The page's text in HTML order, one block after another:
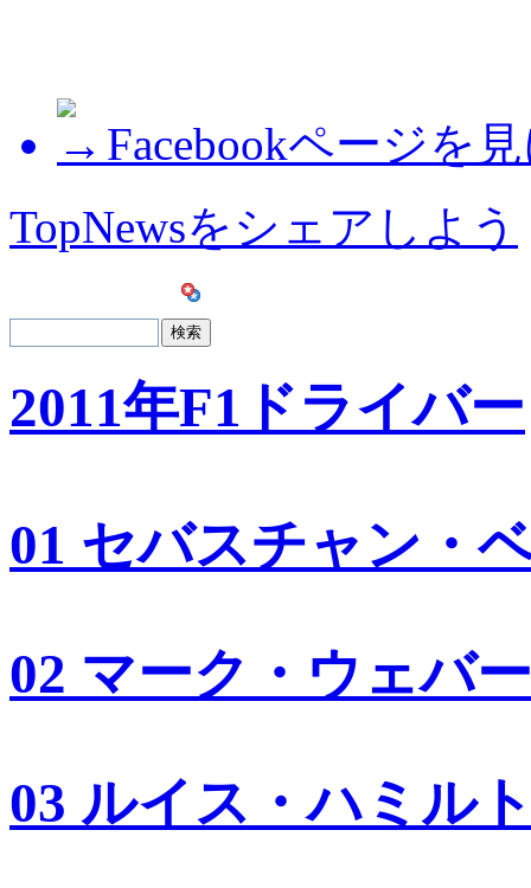
Facebookページを
TopNewsをシェアしよう
2011年F1ドライバー
01 セバスチャン・
02 マーク・ウェバー
03 ルイス・ハミル